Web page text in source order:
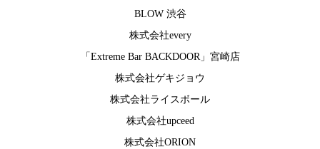
BLOW 渋谷
株式会社every
「Extreme Bar BACKDOOR」宮崎店
株式会社ゲキジョウ
株式会社ライスボール
株式会社upceed
株式会社ORION